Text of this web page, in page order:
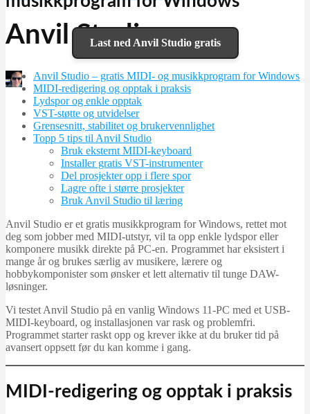
Anvil Studio
Martin Jørgensen
januar 8, 2026
Last ned Anvil Studio gratis
Anvil Studio – gratis MIDI- og musikkprogram for Windows
MIDI-redigering og opptak i praksis
Lydspor og enkle opptak
VST-støtte og utvidelser
Grensesnitt, stabilitet og brukervennlighet
Topp 5 tips til Anvil Studio
Bruk eksternt MIDI-keyboard
Installer gratis VST-instrumenter
Del prosjekter opp i flere spor
Lagre ofte i større prosjekter
Bruk Anvil Studio til læring
Anvil Studio er et gratis musikkprogram for Windows, rettet mot
deg som jobber med MIDI-utstyr, vil ta opp enkle lydspor eller
komponere musikk direkte på PC-en. Programmet har eksistert i
mange år og brukes særlig av musikere, lærere og
hobbykomponister som ønsker et lett alternativ til tunge DAW-
løsninger.
Vi testet Anvil Studio på en vanlig Windows 11-PC med et USB-
MIDI-keyboard, og installasjonen var rask og problemfri.
Programmet starter raskt opp og krever ikke at du bruker tid på
avansert oppsett før du kan komme i gang.
MIDI-redigering og opptak i praksis